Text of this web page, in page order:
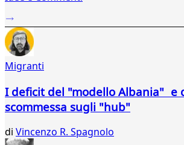
Migranti
I deficit del "modello Albania" e
scommessa sugli "hub"
di Vincenzo R. Spagnolo